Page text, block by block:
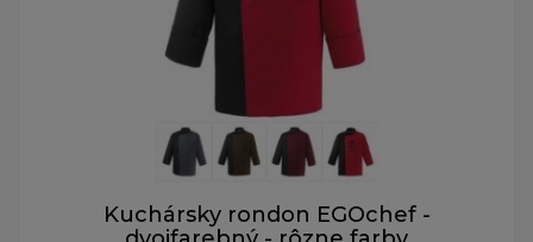
Kuchársky rondon EGOchef -